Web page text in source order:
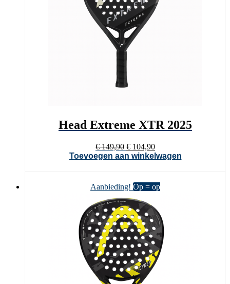
Head Extreme XTR 2025
€149,90 Oorspronkelijke
prijs
€ 104,90Huidige
prijs
Toevoegen aan winkelwagen
Aanbieding! Op = op